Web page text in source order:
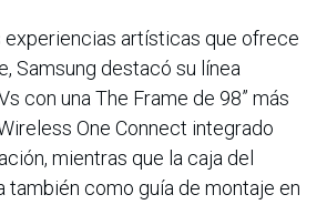
experiencias artísticas que ofrece
Samsung destacó su línea
con una The Frame de 98” más
One Connect integrado
mientras que la caja del
también como guía de montaje en